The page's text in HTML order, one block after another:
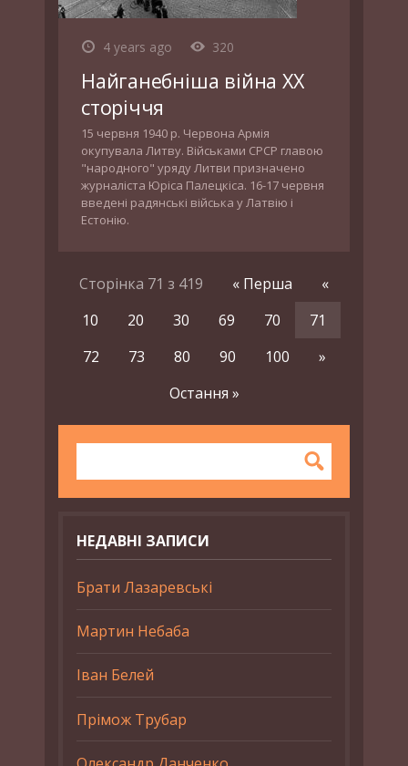
4 years ago 320
Найганебніша війна ХХ
сторіччя
15 червня 1940 р. Червона Армія
окупувала Литву. Військами СРСР главою
"народного" уряду Литви призначено
журналіста Юріса Палецкіса. 16-17 червня
введені радянські війська у Латвію і
Естонію.
Сторінка 71 з 419 « Перша
«
10
20 30 69 70
71
72
73 80 90 100
»
Остання »
НЕДАВНІ ЗАПИСИ
Брати Лазаревські
Мартин Небаба
Іван Белей
Прімож Трубар